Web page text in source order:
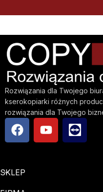
Rozwiązania dla Twojego
kserokopiarki różnych
rozwiązania dla Twojego
SKLEP